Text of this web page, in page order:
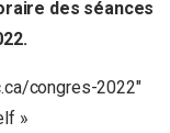
des séances
congres-2022″
»